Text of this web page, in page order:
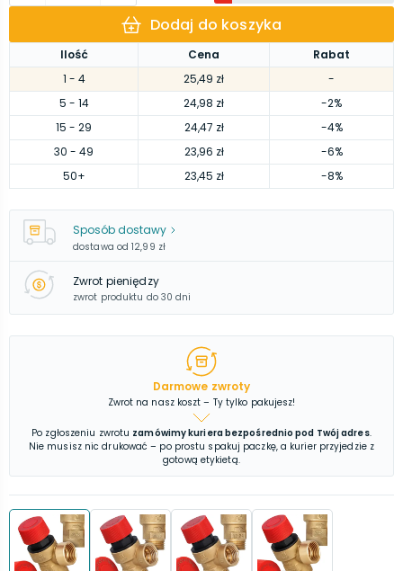
Ilość Cena
Rabat
1 - 4 25,49 zł
-
5 - 14 24,98 zł
-2%
15 - 29 24,47 zł
-4%
30 - 49 23,96 zł
-6%
50+ 23,45 zł -8%
Dodaj do koszyka
Sposób dostawy
dostawa od 12,99 zł
Zwrot pieniędzy
zwrot produktu do 30 dni
Darmowe zwroty
Zwrot na nasz koszt – Ty tylko pakujesz!
Po zgłoszeniu zwrotu zamówimy kuriera bezpośrednio pod Twój adres.
Nie musisz nic drukować – po prostu spakuj paczkę, a kurier przyjedzie z
gotową etykietą.